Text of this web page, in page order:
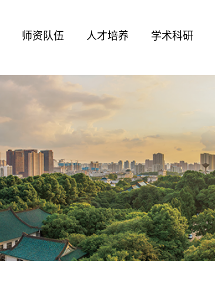
师资队伍 人才培养 学术科研